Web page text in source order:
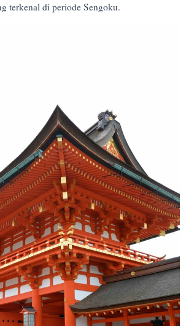
terkenal di periode Sengoku.